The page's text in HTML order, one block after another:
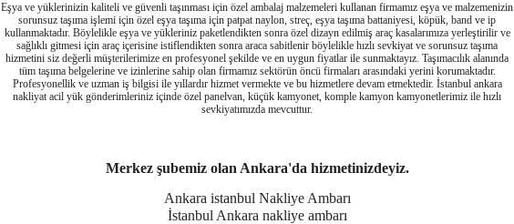
Eşya ve yüklerinizin kaliteli ve güvenli taşınması için özel ambalaj malzemeleri kullanan firmamız eşya ve malzemenizin
sorunsuz taşıma işlemi için özel eşya taşıma için patpat naylon, streç, eşya taşıma battaniyesi, köpük, band ve ip
kullanmaktadır. Böylelikle eşya ve yükleriniz paketlendikten sonra özel dizayn edilmiş araç kasalarımıza yerleştirilir ve
sağlıklı gitmesi için araç içerisine istiflendikten sonra araca sabitlenir böylelikle hızlı sevkiyat ve sorunsuz taşıma
hizmetini siz değerli müşterilerimize en profesyonel şekilde ve en uygun fiyatlar ile sunmaktayız. Taşımacılık alanında
tüm taşıma belgelerine ve izinlerine sahip olan firmamız sektörün öncü firmaları arasındaki yerini korumaktadır.
Profesyonellik ve uzman iş bilgisi ile yıllardır hizmet vermekte ve bu hizmetlere devam etmektedir. İstanbul ankara
nakliyat acil yük gönderimleriniz içinde özel panelvan, küçük kamyonet, komple kamyon kamyonetlerimiz ile hızlı
sevkiyatımızda mevcuttur.
Merkez şubemiz olan Ankara'da hizmetinizdeyiz.
Ankara istanbul Nakliye Ambarı
İstanbul Ankara nakliye ambarı